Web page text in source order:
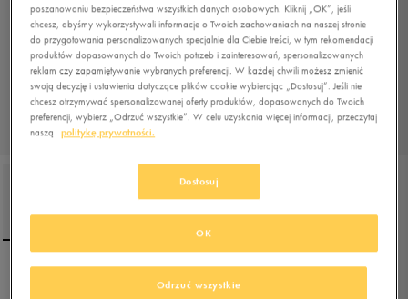
VANS OKULARY WM RISE
poszanowaniu bezpieczeństwa wszystkich danych osobowych. Kliknij „OK”, jeśli
chcesz, abyśmy wykorzystywali informacje o Twoich zachowaniach na naszej stronie
do przygotowania personalizowanych specjalnie dla Ciebie treści, w tym rekomendacji
produktów dopasowanych do Twoich potrzeb i zainteresowań, spersonalizowanych
reklam czy zapamiętywanie wybranych preferencji. W każdej chwili możesz zmienić
swoją decyzję i ustawienia dotyczące plików cookie wybierając „Dostosuj”. Jeśli nie
chcesz otrzymywać spersonalizowanej oferty produktów, dopasowanych do Twoich
preferencji, wybierz „Odrzuć wszystkie”. W celu uzyskania więcej informacji, przeczytaj
naszą
politykę prywatności.
Dostosuj
Odrzuć wszystkie
OK